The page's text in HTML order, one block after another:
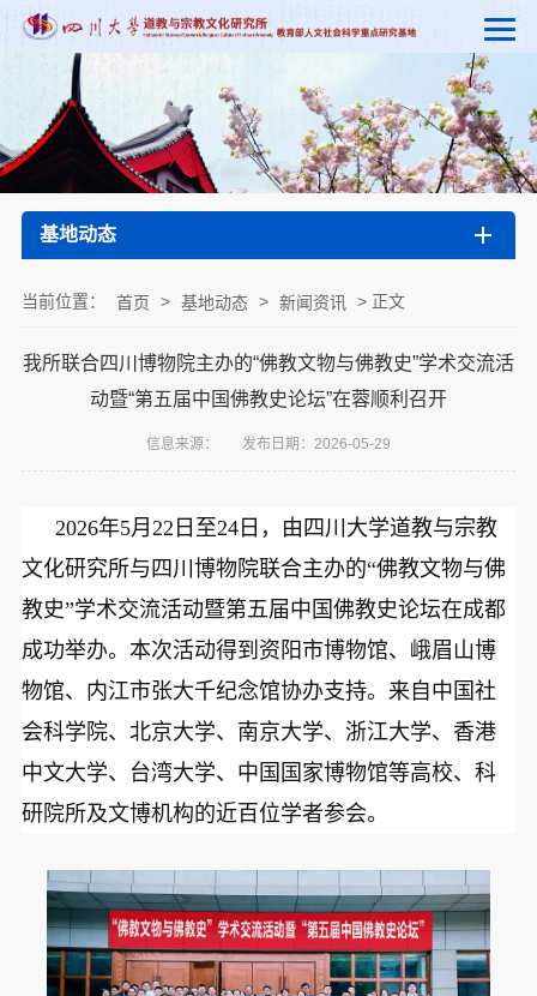
基地动态
当前位置： 首页 > 基地动态 > 新闻资讯 > 正文
我所联合四川博物院主办的“佛教文物与佛教史”学术交流活
动暨“第五届中国佛教史论坛”在蓉顺利召开
信息来源： 发布日期：2026-05-29
2026年5月22日至24日，由四川大学道教与宗教
文化研究所与四川博物院联合主办的“佛教文物与佛
教史”学术交流活动暨第五届中国佛教史论坛在成都
成功举办。本次活动得到资阳市博物馆、峨眉山博
物馆、内江市张大千纪念馆协办支持。来自中国社
会科学院、北京大学、南京大学、浙江大学、香港
中文大学、台湾大学、中国国家博物馆等高校、科
研院所及文博机构的近百位学者参会。